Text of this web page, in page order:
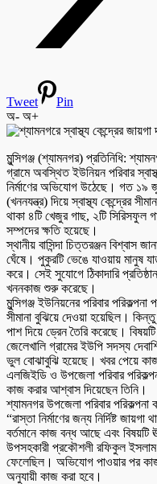
Tweet
Pin
অ- অ+
মুন্সিগঞ্জ (শ্যামনগর) প্রতিনিধি:
গ্রামে অবস্থিত ইউনিয়ন পরিবার
নির্মাণের অভিযোগ উঠেছে। গত ১৯
(খননযন্ত্র) দিয়ে স্বাস্থ্য কেন্দ্রের
থাকা ৪টি খেজুর গাছ, ২টি সিরিসফুল
সম্পদের ক্ষতি হয়েছে।
স্থানীয় বাসিন্দা চিত্তরঞ্জন বিশ্বাস
ঘেঁষে। পুকুরটি ভেঙে যাওয়ায় মানুষ
করে। সেই সুযোগে ঠিকাদারি
খননকাজ শুরু করেছে।
মুন্সিগঞ্জ ইউনিয়নের পরিবার
সীমানা বুঝিয়ে দেওয়া হয়েছিল। কিন্তু
পাশ দিয়ে ড্রেন তৈরি করেছে।
জেলেখালি গ্রামের ইউপি সদস্য
ভুল বোঝাবুঝি হয়েছে। খবর পেয়ে
এলজিইডি ও উপজেলা পরিবার
কাজ করার আশ্বাস দিয়েছেন তিনি।
শ্যামনগর উপজেলা পরিবার
“রাস্তা নির্মাণের জন্য নির্দিষ্ট
বর্তমানে কাজ বন্ধ আছে এবং বিষয়টি
উপসহকারী প্রকৌশলী রফিকুল ইসলাম
ফেলেছিল। অভিযোগ পাওয়ার পর কাজ
অনুযায়ী কাজ করা হবে।